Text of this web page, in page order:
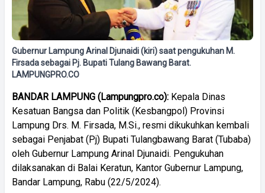
Gubernur Lampung Arinal Djunaidi (kiri) saat pengukuhan M.
Firsada sebagai Pj. Bupati Tulang Bawang Barat.
LAMPUNGPRO.CO
BANDAR LAMPUNG (Lampungpro.co): Kepala Dinas
Kesatuan Bangsa dan Politik (Kesbangpol) Provinsi
Lampung Drs. M. Firsada, M.Si., resmi dikukuhkan kembali
sebagai Penjabat (Pj) Bupati Tulangbawang Barat (Tubaba)
oleh Gubernur Lampung Arinal Djunaidi. Pengukuhan
dilaksanakan di Balai Keratun, Kantor Gubernur Lampung,
Bandar Lampung, Rabu (22/5/2024).